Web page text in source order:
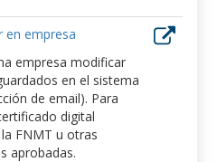
en empresa
empresa modificar
en el sistema
de email). Para
digital
FNMT u otras
aprobadas.